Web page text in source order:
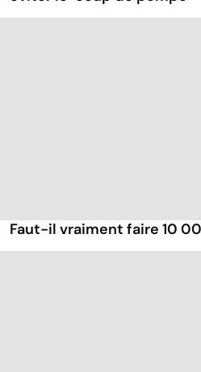
Faut-il vraiment faire 10